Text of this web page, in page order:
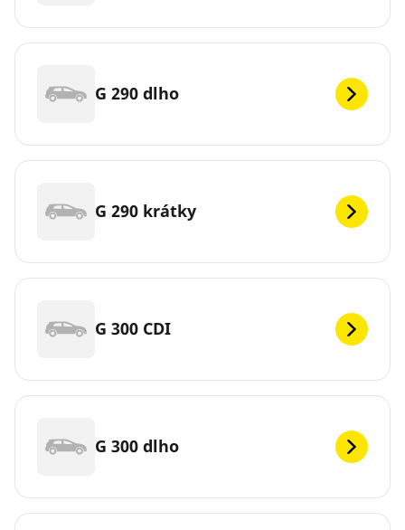
G 290 dlho
G 290 krátky
G 300 CDI
G 300 dlho